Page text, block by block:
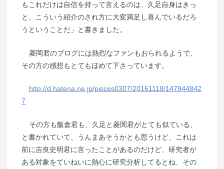
もこれだけは自信を持って言えるのは、久足自身はきっ
と、こういう紹介のされ方に大変満足し喜んでいるだろ
うということだ」と書きました。
菱岡君のブログには熱烈なファンもおられるようで、
その方の感想もとてもほめて下さっています。
http://d.hatena.ne.jp/pisces0307/20161118/147944842
7
その方も飯倉君も、久足と菱岡君がとても似ている、
と書かれていて、うんまあそうかとも思うけど、これは
前に吉良史明君に言ったことがあるのだけど、研究者が
ある対象をていねいに熱心に研究分析してるとね、その